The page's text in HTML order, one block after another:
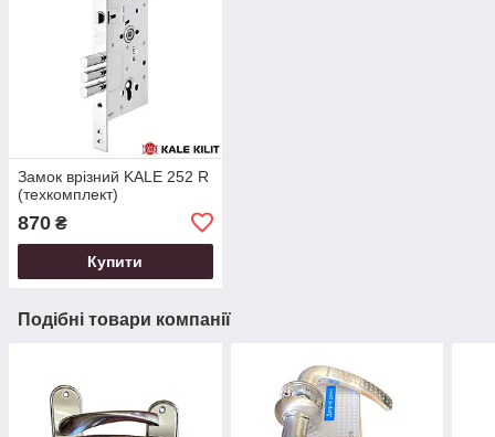
Замок врізний KALE 252 R
(техкомплект)
870 ₴
Купити
Подібні товари компанії